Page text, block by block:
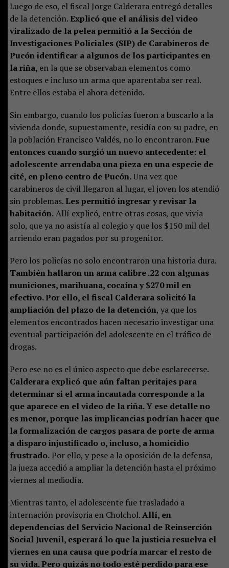
Luego de eso, el fiscal Jorge Calderara entregó detalles
de la detención. Explicó que el análisis del video
viralizado de la pelea permitió a la Sección de
Investigaciones Policiales (SIP) de Carabineros de
Pucón identificar a algunos de los participantes en
la riña, en la que se observaban elementos como
estoques e incluso un arma que aparentaba ser real.
Entre ellos estaba el ahora detenido.
Sin embargo, cuando los policías fueron a buscarlo a la
vivienda donde, supuestamente, residía con su padre, en
la población Francisco Valdés, no lo encontraron.Fue
entonces cuando surgió un nuevo antecedente: el
adolescente arrendaba una pieza en una especie de
cité, en pleno centro de Pucón.Una vez que
carabineros de civil llegaron al lugar, el joven los atendió
sin problemas. Les permitió ingresar y revisar la
habitación.Allí explicó, entre otras cosas, que vivía
solo, que ya no asistía al colegio y que los $150 mil del
arriendo eran pagados por su progenitor.
Pero los policías no solo encontraron una historia dura.
También hallaron un arma calibre .22 con algunas
municiones, marihuana, cocaína y $270 mil en
efectivo. Por ello, el fiscal Calderara solicitó la
ampliación del plazo de la detención, ya que los
elementos encontrados hacen necesario investigar una
eventual participación del adolescente en el tráfico de
drogas.
Pero ese no es el único aspecto que debe esclarecerse.
Calderara explicó que aún faltan peritajes para
determinar si el arma incautada corresponde a la
que aparece en el video de la riña. Y ese detalle no
es menor, porque las implicancias podrían hacer que
la formalización de cargos pasara de porte de arma
a disparo injustificado o, incluso, a homicidio
frustrado.Por ello, y pese a la oposición de la defensa,
la jueza accedió a ampliar la detención hasta el próximo
viernes al mediodía.
Mientras tanto, el adolescente fue trasladado a
internación provisoria en Cholchol.Allí, en
dependencias del Servicio Nacional de Reinserción
Social Juvenil, esperará lo que la justicia resuelva el
viernes en una causa que podría marcar el resto de
su vida. Pero quizás no todo esté perdido para ese